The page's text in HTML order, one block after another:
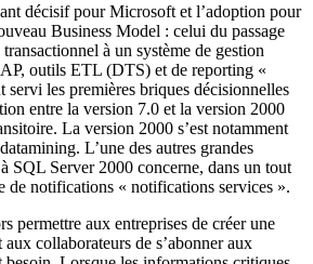
décisif pour Microsoft et l’adoption pour
Business Model : celui du passage
à un système de gestion
outils ETL (DTS) et de reporting «
servi les premières briques décisionnelles
entre la version 7.0 et la version 2000
La version 2000 s’est notamment
L’une des autres grandes
SQL Server 2000 concerne, dans un tout
de notifications « notifications services ».
permettre aux entreprises de créer une
collaborateurs de s’abonner aux